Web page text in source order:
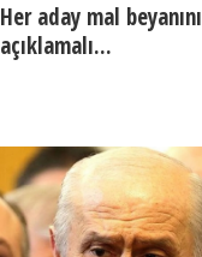
Her aday mal beyanını
açıklamalı...